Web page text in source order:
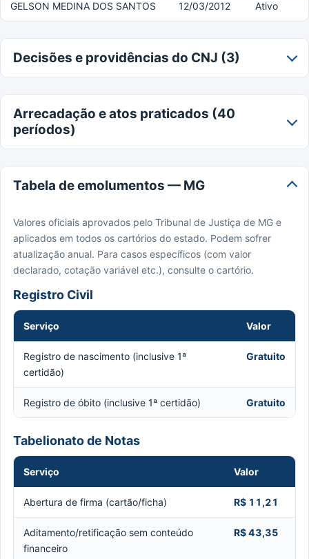
GELSON MEDINA DOS SANTOS 12/03/2012 Ativo
Decisões e providências do CNJ (3)
Arrecadação e atos praticados (40
períodos)
Tabela de emolumentos — MG
Valores oficiais aprovados pelo Tribunal de Justiça de MG e
aplicados em todos os cartórios do estado. Podem sofrer
atualização anual. Para casos específicos (com valor
declarado, cotação variável etc.), consulte o cartório.
Registro Civil
Serviço Valor
Registro de nascimento (inclusive 1ª
certidão)
Gratuito
Registro de óbito (inclusive 1ª certidão) Gratuito
Tabelionato de Notas
Serviço Valor
Abertura de firma (cartão/ficha) R$ 11,21
Aditamento/retificação sem conteúdo
financeiro
R$ 43,35